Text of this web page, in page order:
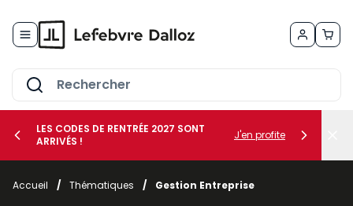
le sous-menu Vos métiers
LES CODES DE RENTRÉE 2027 SONT
ARRIVÉS !
J'en profite
Accueil / Thématiques / Gestion Entreprise